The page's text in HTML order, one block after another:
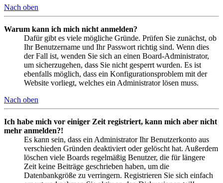
Nach oben
Warum kann ich mich nicht anmelden?
Dafür gibt es viele mögliche Gründe. Prüfen Sie zunächst, ob
Ihr Benutzername und Ihr Passwort richtig sind. Wenn dies
der Fall ist, wenden Sie sich an einen Board-Administrator,
um sicherzugehen, dass Sie nicht gesperrt wurden. Es ist
ebenfalls möglich, dass ein Konfigurationsproblem mit der
Website vorliegt, welches ein Administrator lösen muss.
Nach oben
Ich habe mich vor einiger Zeit registriert, kann mich aber nicht
mehr anmelden?!
Es kann sein, dass ein Administrator Ihr Benutzerkonto aus
verschieden Gründen deaktiviert oder gelöscht hat. Außerdem
löschen viele Boards regelmäßig Benutzer, die für längere
Zeit keine Beiträge geschrieben haben, um die
Datenbankgröße zu verringern. Registrieren Sie sich einfach